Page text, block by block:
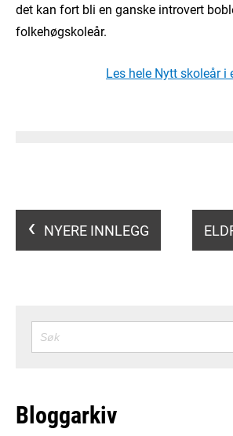
det kan fort bli en ganske introvert
folkehøgskoleår.
Les hele Nytt skoleår i
NYERE INNLEGG
SØK
Bloggarkiv